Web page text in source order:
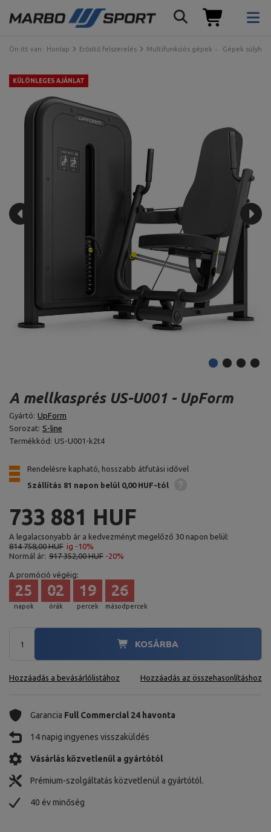
Ön itt van: Honlap Erősítő felszerelés Multifunkciós gépek Gépek
KÜLÖNLEGES AJÁNLAT
A mellkasprés US-U001 - UpForm
Gyártó: UpForm
Sorozat: S-line
Termékkód: US-U001-k2t4
Rendelésre kapható, hosszabb átfutási idővel
Szállítás 81 napon belül 0,00 HUF-tól
733 881 HUF
A legalacsonyabb ár a kedvezményt megelőző 30 napon belül:
814 758,00 HUF ig -10%
Normál ár: 917 352,00 HUF -20%
A promóció végéig:
napok
25
órák
02
percek
19
másodpercek
25
KOSÁRBA
Hozzáadás a bevásárlólistához Hozzáadás az összehasonlításhoz
Garancia Full Commercial 24 havonta
14 napig ingyenes visszaküldés
Vásárlás közvetlenül a gyártótól
Prémium-szolgáltatás közvetlenül a gyártótól.
40 év minőség